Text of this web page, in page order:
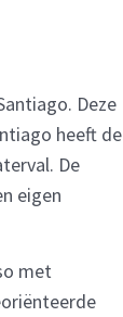
Deze
heeft de
De
eigen
met